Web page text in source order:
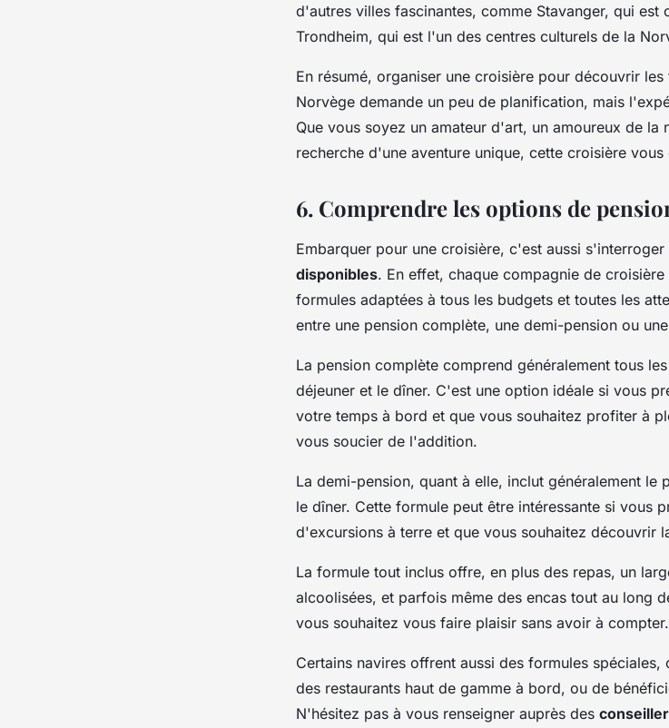
d'autres villes fascinantes, comme Stavanger, qui est
Trondheim, qui est l'un des centres culturels de la
En résumé, organiser une croisière pour découvrir
Norvège demande un peu de planification, mais
Que vous soyez un amateur d'art, un amoureux de la
recherche d'une aventure unique, cette croisière
6. Comprendre les options de
Embarquer pour une croisière, c'est aussi s'interroger
disponibles. En effet, chaque compagnie de
formules adaptées à tous les budgets et toutes les
entre une pension complète, une demi-pension ou
La pension complète comprend généralement tous
déjeuner et le dîner. C'est une option idéale si vous
votre temps à bord et que vous souhaitez profiter à
vous soucier de l'addition.
La demi-pension, quant à elle, inclut généralement le
le dîner. Cette formule peut être intéressante si vous
d'excursions à terre et que vous souhaitez découvrir
La formule tout inclus offre, en plus des repas, un
alcoolisées, et parfois même des encas tout au long
vous souhaitez vous faire plaisir sans avoir à compter.
Certains navires offrent aussi des formules
des restaurants haut de gamme à bord, ou de
N'hésitez pas à vous renseigner auprès des